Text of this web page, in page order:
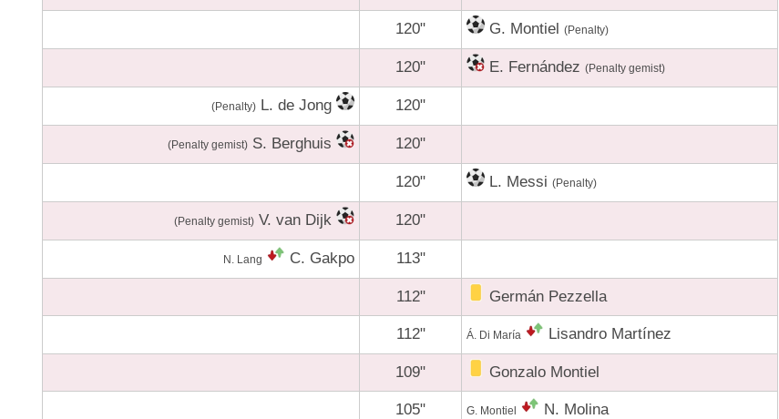
120" G. Montiel(Penalty)
120" E. Fernández(Penalty gemist)
(Penalty) L. de Jong 120"
(Penalty gemist) S. Berghuis 120"
120" L. Messi(Penalty)
(Penalty gemist) V. van Dijk 120"
N. Lang C. Gakpo 113"
112" Germán Pezzella
112" Á. Di María Lisandro Martínez
109" Gonzalo Montiel
105" G. Montiel N. Molina